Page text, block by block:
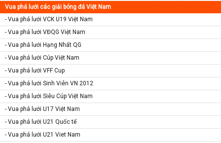
Vua phá lưới các giải bóng đá Việt Nam
- Vua phá lưới VCK U19 Việt Nam
- Vua phá lưới VĐQG Việt Nam
- Vua phá lưới Hạng Nhất QG
- Vua phá lưới Cúp Việt Nam
- Vua phá lưới VFF Cup
- Vua phá lưới Sinh Viên VN 2012
- Vua phá lưới Siêu Cúp Việt Nam
- Vua phá lưới U17 Việt Nam
- Vua phá lưới U21 Quốc tế
- Vua phá lưới U21 Viet Nam